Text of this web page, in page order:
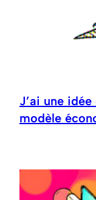
J’ai une
modèle